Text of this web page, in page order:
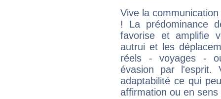
Vive la
! La prédominance
favorise et amplifie
autrui et les
réels - voyages -
évasion par l'esprit.
adaptabilité ce qui
affirmation ou en